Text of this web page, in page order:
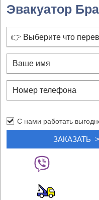
Эвакуатор
👉 Выберите что
С нами работать